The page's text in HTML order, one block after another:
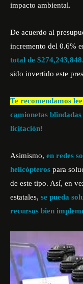
impacto ambiental.
De acuerdo al
incremento del 0.6%
total de
sido invertido este
Te recomendamos
camionetas
licitación!
Asimismo, en redes
helicópteros para
de este tipo. Así, en
estatales, se pueda
recursos bien